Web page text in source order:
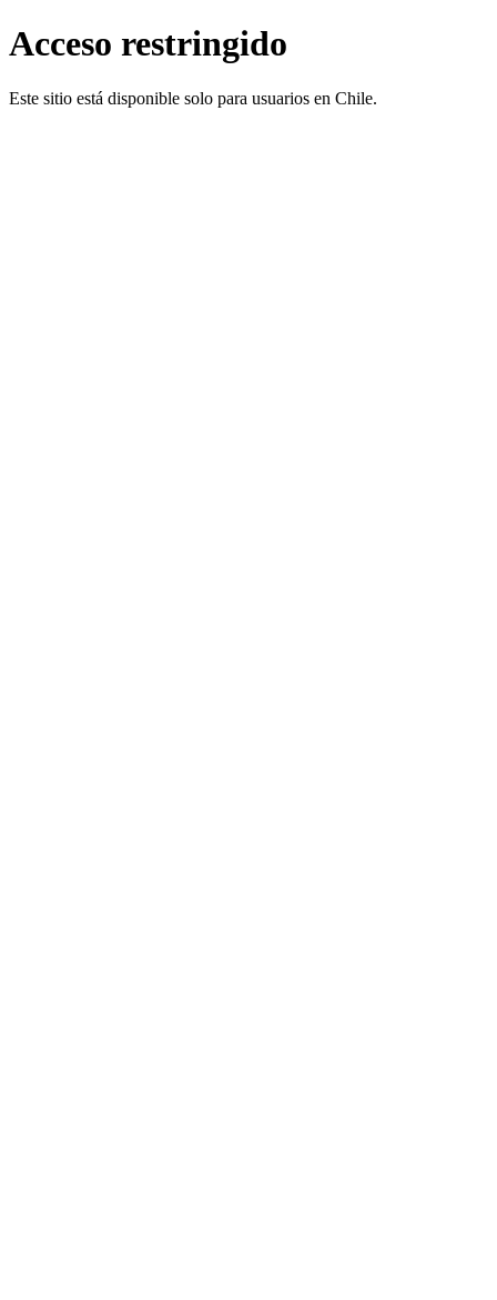
Acceso restringido
Este sitio está disponible solo para usuarios en Chile.